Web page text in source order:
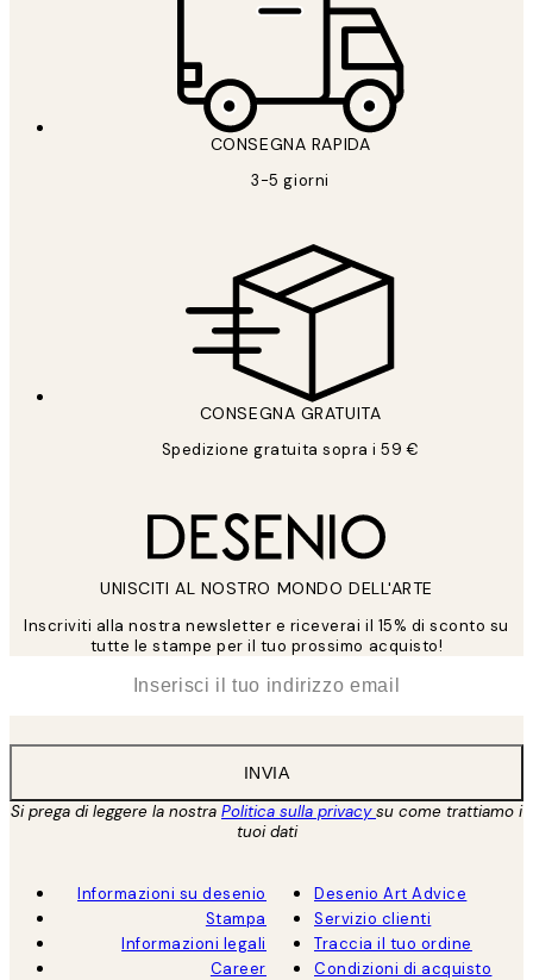
CONSEGNA RAPIDA
3-5 giorni
CONSEGNA GRATUITA
Spedizione gratuita sopra i 59 €
UNISCITI AL NOSTRO MONDO DELL'ARTE
Inscriviti alla nostra newsletter e riceverai il 15% di sconto su
tutte le stampe per il tuo prossimo acquisto!
INVIA
Si prega di leggere la nostra Politica sulla privacysu come trattiamo i
tuoi dati
Informazioni su desenio
Stampa
Informazioni legali
Career
Desenio Art Advice
Servizio clienti
Traccia il tuo ordine
Condizioni di acquisto